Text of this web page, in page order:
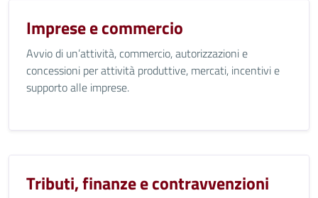
Imprese e commercio
Avvio di un’attività, commercio, autorizzazioni e
concessioni per attività produttive, mercati, incentivi e
supporto alle imprese.
Tributi, finanze e contravvenzioni